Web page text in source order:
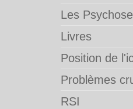
Les
Livres
Position de
Problèmes
RSI